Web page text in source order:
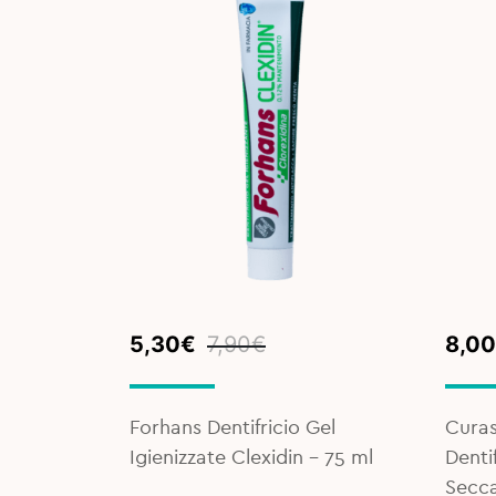
7,90€
Original
was:
7,90€.
5,30€
Current
is:
5,30€.
Forhans Dentifricio Gel
Igienizzate Clexidin - 75 ml
was:
8,00
is: